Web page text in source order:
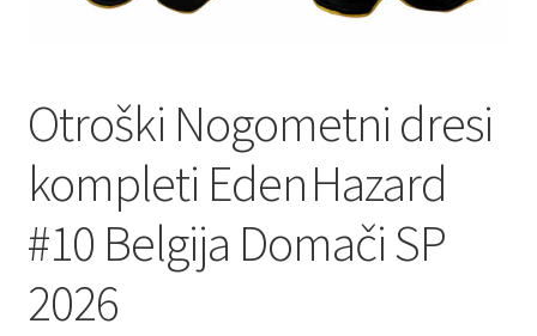
Otroški Nogometni dresi
kompleti Eden Hazard
#10 Belgija Domači SP
2026